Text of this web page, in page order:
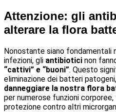
Attenzione: gli
alterare la flora
Nonostante siano
infezioni, gli antibiotici non
“cattivi” e “buoni”. Questo
eliminazione dei batteri
danneggiare la nostra flora
per numerose funzioni
protezione contro altri